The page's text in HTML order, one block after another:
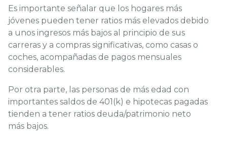
Es importante señalar que los hogares más
jóvenes pueden tener ratios más elevados debido
a unos ingresos más bajos al principio de sus
carreras y a compras significativas, como casas o
coches, acompañadas de pagos mensuales
considerables.
Por otra parte, las personas de más edad con
importantes saldos de 401(k) e hipotecas pagadas
tienden a tener ratios deuda/patrimonio neto
más bajos.